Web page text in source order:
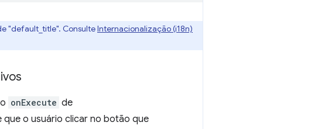
"default_title". ConsulteInternacionalização (i18n)
onExecute de
que o usuário clicar no botão que